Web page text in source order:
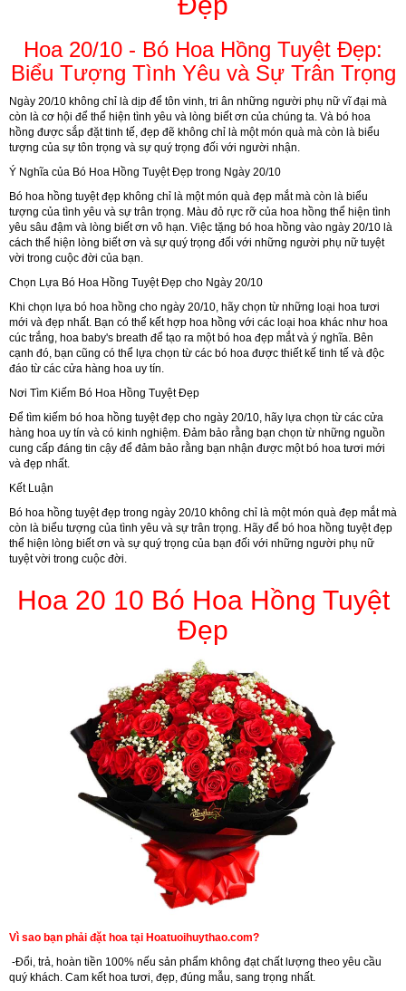
Hoa 20/10 - Bó Hoa Hồng Tuyệt Đẹp:
Biểu Tượng Tình Yêu và Sự Trân Trọng
Ngày 20/10 không chỉ là dịp để tôn vinh, tri ân những người phụ nữ vĩ đại mà
còn là cơ hội để thể hiện tình yêu và lòng biết ơn của chúng ta. Và bó hoa
hồng được sắp đặt tinh tế, đẹp đẽ không chỉ là một món quà mà còn là biểu
tượng của sự tôn trọng và sự quý trọng đối với người nhận.
Ý Nghĩa của Bó Hoa Hồng Tuyệt Đẹp trong Ngày 20/10
Bó hoa hồng tuyệt đẹp không chỉ là một món quà đẹp mắt mà còn là biểu
tượng của tình yêu và sự trân trọng. Màu đỏ rực rỡ của hoa hồng thể hiện tình
yêu sâu đậm và lòng biết ơn vô hạn. Việc tặng bó hoa hồng vào ngày 20/10 là
cách thể hiện lòng biết ơn và sự quý trọng đối với những người phụ nữ tuyệt
vời trong cuộc đời của bạn.
Chọn Lựa Bó Hoa Hồng Tuyệt Đẹp cho Ngày 20/10
Khi chọn lựa bó hoa hồng cho ngày 20/10, hãy chọn từ những loại hoa tươi
mới và đẹp nhất. Bạn có thể kết hợp hoa hồng với các loại hoa khác như hoa
cúc trắng, hoa baby's breath để tạo ra một bó hoa đẹp mắt và ý nghĩa. Bên
cạnh đó, bạn cũng có thể lựa chọn từ các bó hoa được thiết kế tinh tế và độc
đáo từ các cửa hàng hoa uy tín.
Nơi Tìm Kiếm Bó Hoa Hồng Tuyệt Đẹp
Để tìm kiếm bó hoa hồng tuyệt đẹp cho ngày 20/10, hãy lựa chọn từ các cửa
hàng hoa uy tín và có kinh nghiệm. Đảm bảo rằng bạn chọn từ những nguồn
cung cấp đáng tin cậy để đảm bảo rằng bạn nhận được một bó hoa tươi mới
và đẹp nhất.
Kết Luận
Bó hoa hồng tuyệt đẹp trong ngày 20/10 không chỉ là một món quà đẹp mắt mà
còn là biểu tượng của tình yêu và sự trân trọng. Hãy để bó hoa hồng tuyệt đẹp
thể hiện lòng biết ơn và sự quý trọng của bạn đối với những người phụ nữ
tuyệt vời trong cuộc đời.
Hoa 20 10 Bó Hoa Hồng Tuyệt
Đẹp
Vì sao bạn phải đặt hoa tại Hoatuoihuythao.com?
-Đổi, trả, hoàn tiền 100% nếu sản phẩm không đạt chất lượng theo yêu cầu
quý khách. Cam kết hoa tươi, đẹp, đúng mẫu, sang trọng nhất.